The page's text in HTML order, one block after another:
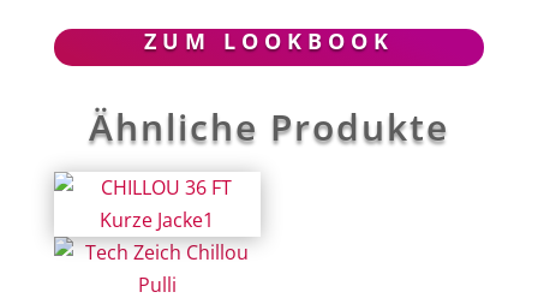
ZUM LOOKBOOK
Ähnliche Produkte